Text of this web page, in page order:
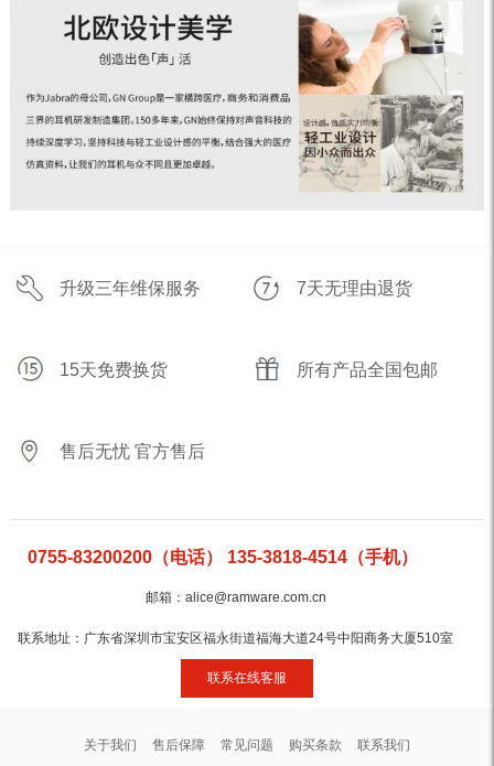
升级三年维保服务 7天无理由退货
15天免费换货 所有产品全国包邮
售后无忧 官方售后
0755-83200200（电话） 135-3818-4514（手机）
邮箱：alice@ramware.com.cn
联系地址：广东省深圳市宝安区福永街道福海大道24号中阳商务大厦510室
联系在线客服
关于我们 售后保障 常见问题 购买条款 联系我们